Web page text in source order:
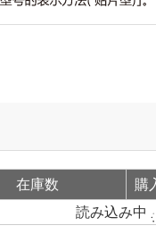
在庫数
購
読み込み中